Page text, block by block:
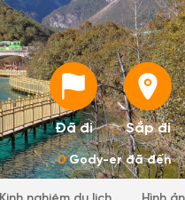
Đã đi Sắp đi
0Gody-er đã đến